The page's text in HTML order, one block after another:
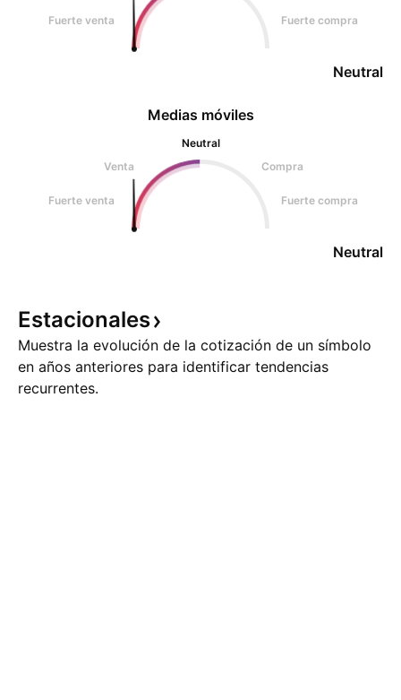
Fuerte venta Fuerte compra
Neutral
Medias móviles
Neutral
Venta
Compra
Fuerte venta Fuerte compra
Neutral
Estacionales
Muestra la evolución de la cotización de un símbolo
en años anteriores para identificar tendencias
recurrentes.